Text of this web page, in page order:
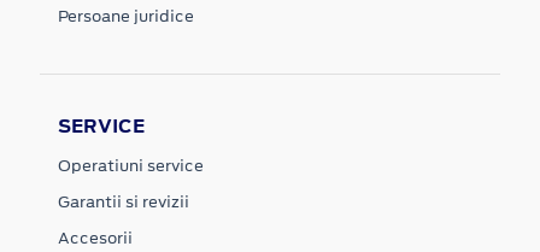
Persoane juridice
SERVICE
Operatiuni service
Garantii si revizii
Accesorii